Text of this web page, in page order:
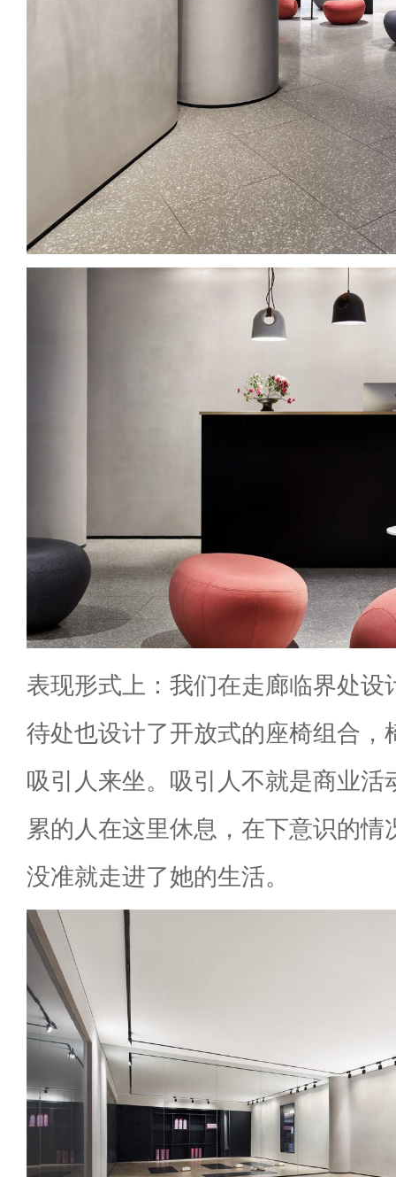
表现形式上：我们在走廊临界处设
待处也设计了开放式的座椅组合，
吸引人来坐。吸引人不就是商业活
累的人在这里休息，在下意识的情
没准就走进了她的生活。